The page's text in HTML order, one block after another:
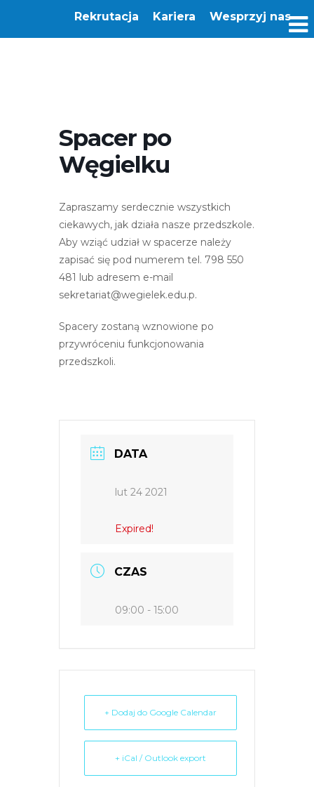
Rekrutacja Kariera Wesprzyj nas
Spacer po
Węgielku
Zapraszamy serdecznie wszystkich
ciekawych, jak działa nasze przedszkole.
Aby wziąć udział w spacerze należy
zapisać się pod numerem tel. 798 550
481 lub adresem e-mail
sekretariat@wegielek.edu.p.
Spacery zostaną wznowione po
przywróceniu funkcjonowania
przedszkoli.
DATA
lut 24 2021
Expired!
CZAS
09:00 - 15:00
+ Dodaj do Google Calendar
+ iCal / Outlook export